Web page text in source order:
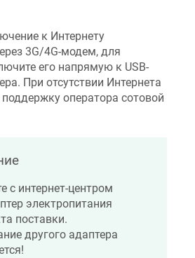
к Интернету
3G/4G-модем, для
его напрямую к USB-
При отсутствии Интернета
оператора сотовой
с интернет-центром
электропитания
поставки.
другого адаптера